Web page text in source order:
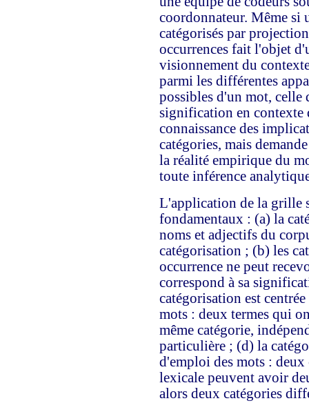
coordonnateur. Même si
catégorisés par
occurrences fait l'objet
visionnement du
parmi les différentes
possibles d'un mot, celle
signification en contexte
connaissance des
catégories, mais
la réalité empirique du
toute inférence
L'application de la grille
fondamentaux : (a) la
noms et adjectifs du
catégorisation ; (b) les
occurrence ne peut
correspond à sa
catégorisation est
mots : deux termes qui
même catégorie,
particulière ; (d) la
d'emploi des mots : deux
lexicale peuvent avoir
alors deux catégories